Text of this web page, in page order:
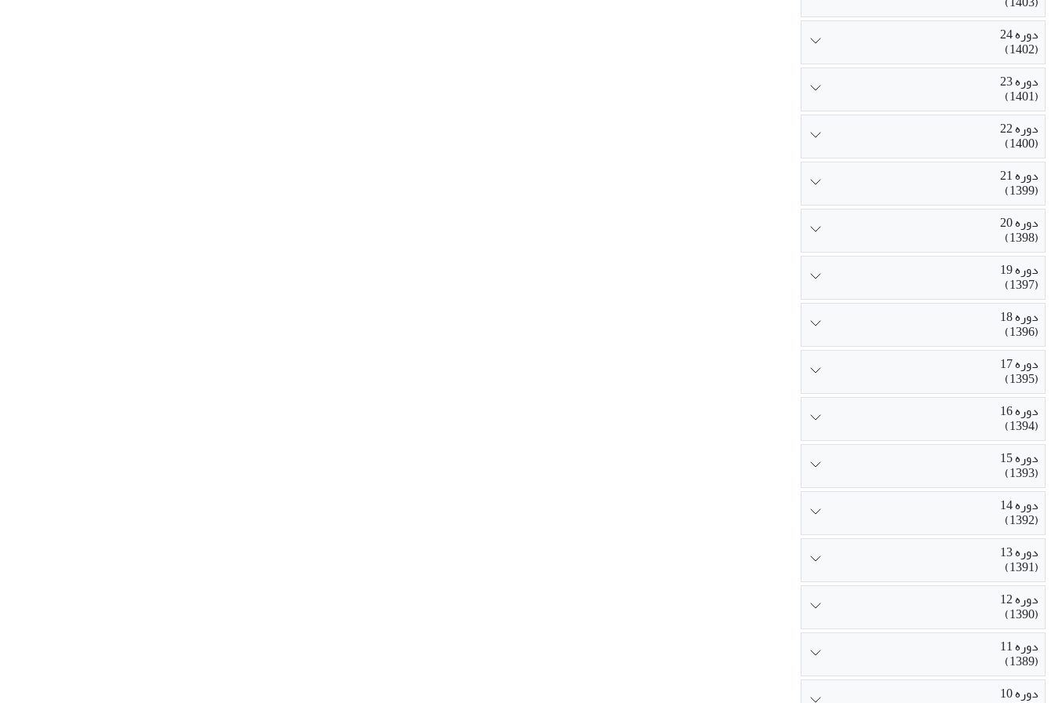
دوره 24
(1402)
دوره 23
(1401)
دوره 22
(1400)
دوره 21
(1399)
دوره 20
(1398)
دوره 19
(1397)
دوره 18
(1396)
دوره 17
(1395)
دوره 16
(1394)
دوره 15
(1393)
دوره 14
(1392)
دوره 13
(1391)
دوره 12
(1390)
دوره 11
(1389)
دوره 10